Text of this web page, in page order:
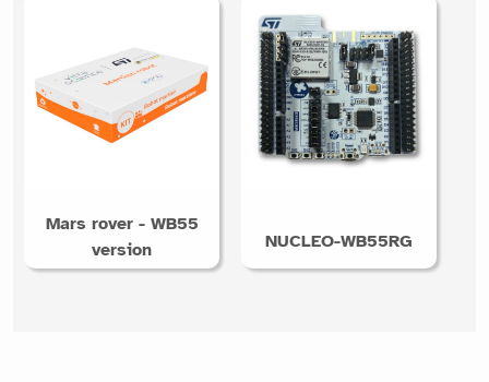
Mars rover - WB55
version
NUCLEO-WB55RG